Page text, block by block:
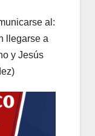
al:
llegarse a
y Jesús